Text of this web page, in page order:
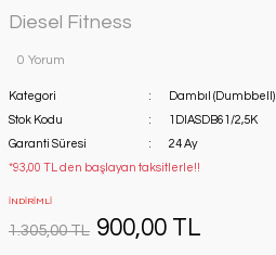
Diesel Fitness
0 Yorum
Kategori
Dambıl (Dumbbell)
Stok Kodu
1DIASDB61/2,5K
Garanti Süresi
24 Ay
*93,00 TL den başlayan taksitlerle!!
İNDİRİMLİ
1.305,00 TL 900,00 TL